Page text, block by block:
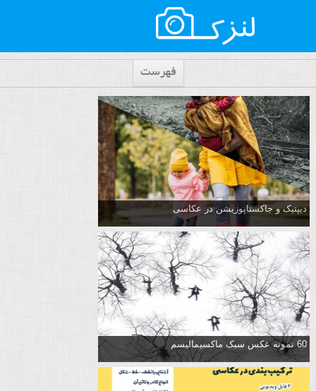
فهرست
دیپتیک و جاکستا‌پوزیشن در عکاسی
60 نمونه عکس سبک ماکسیمالیسم